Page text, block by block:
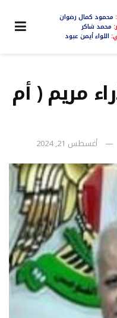
محمود كمال رضوان
محمد شاكر
اللواء أيمن عبود
مريم ( أم
أغسطس 21, 2024